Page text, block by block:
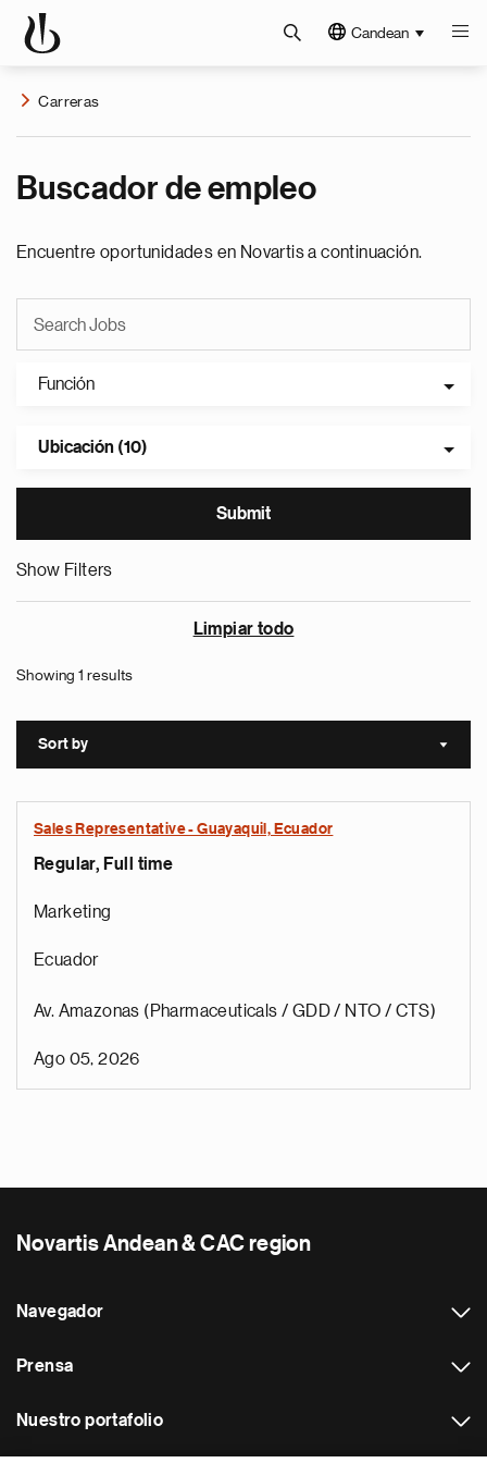
Candean
Carreras
Buscador de empleo
Encuentre oportunidades en Novartis a continuación.
Función
Ubicación (10)
Show Filters
Limpiar todo
Showing 1 results
Sort by Sort
Sales Representative - Guayaquil, Ecuador
Regular, Full time
Marketing
Ecuador
Av. Amazonas (Pharmaceuticals / GDD / NTO / CTS)
Ago 05, 2026
Novartis Andean & CAC region
Navegador
Prensa
Nuestro portafolio